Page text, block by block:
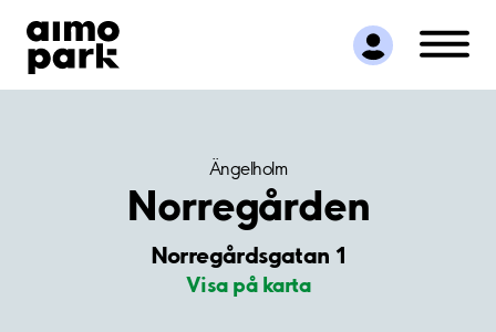
Hitta parkering
Samarbete
Kundservice
Ängelholm
Norregården
Norregårdsgatan 1
Visa på karta